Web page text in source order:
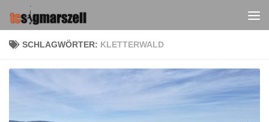
Zum Inhalt springen
SCHLAGWÖRTER: KLETTERWALD